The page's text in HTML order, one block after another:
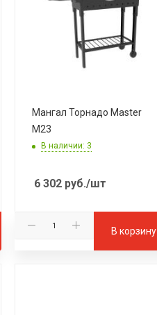
Мангал Торнадо Master
M23
В наличии: 3
6 302руб./шт
В корзину